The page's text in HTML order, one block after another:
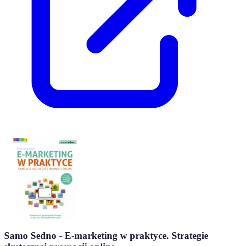
Samo Sedno - E-marketing w praktyce. Strategie